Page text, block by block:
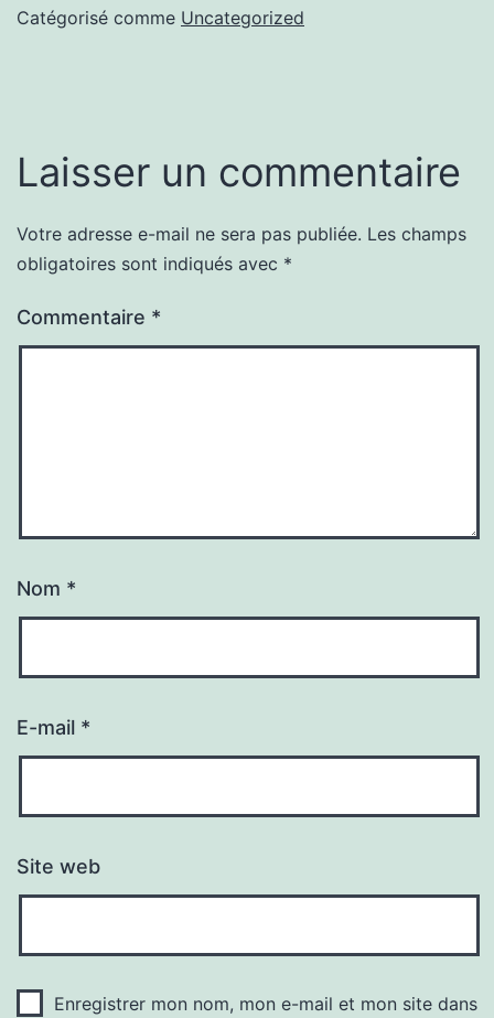
Catégorisé comme Uncategorized
Laisser un commentaire
Votre adresse e-mail ne sera pas publiée. Les champs
obligatoires sont indiqués avec *
Commentaire *
Nom *
E-mail *
Site web
Enregistrer mon nom, mon e-mail et mon site dans